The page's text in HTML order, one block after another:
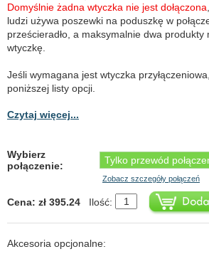
Domyślnie żadna wtyczka nie jest dołączona
ludzi używa poszewki na poduszkę w
prześcieradło, a maksymalnie dwa produkty
wtyczkę.
Jeśli wymagana jest wtyczka
poniższej listy opcji.
Czytaj więcej...
Wybierz
połączenie:
Zobacz szczegóły połączeń
Cena: zł 395.24 Ilość:
Akcesoria opcjonalne: